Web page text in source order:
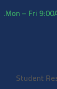
Mon – Fri
Student